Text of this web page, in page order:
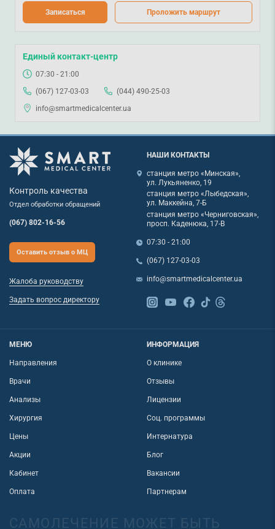
Записаться Проложить маршрут
Единый контакт-центр
07:30 - 21:00
(067) 127-03-03
(044) 490-25-03
info@smartmedicalcenter.ua
Контроль качества
Отдел обработки обращений
(067) 802-16-56
Оставить отзыв о МЦ
Жалоба руководству
Задать вопрос директору
НАШИ КОНТАКТЫ
станция метро «Минская»,
ул. Лукьяненко, 19
станция метро «Лыбедская»,
ул. Маккейна, 7-Б
станция метро «Черниговская»,
просп. Каденюка, 17-В
07:30 - 21:00
(067) 127-03-03
info@smartmedicalcenter.ua
МЕНЮ
Направления
Врачи
Анализы
Хирургия
Цены
Акции
Кабинет
Оплата
ИНФОРМАЦИЯ
О клинике
Отзывы
Лицензии
Соц. программы
Интернатура
Блог
Вакансии
Партнерам
САМОЛЕЧЕНИЕ МОЖЕТ БЫТЬ